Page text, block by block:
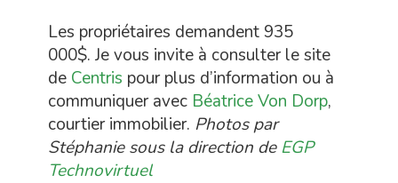
Les propriétaires demandent 935
000$. Je vous invite à consulter le site
de Centris pour plus d’information ou à
communiquer avec Béatrice Von Dorp,
courtier immobilier. Photos par
Stéphanie sous la direction de EGP
Technovirtuel